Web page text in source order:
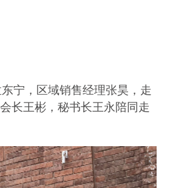
东宁，区域销售经理张昊，走
长王彬，秘书长王永陪同走